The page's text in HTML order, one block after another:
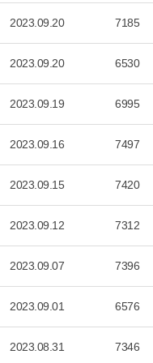
2023.09.20 7185
2023.09.20 6530
2023.09.19 6995
2023.09.16 7497
2023.09.15 7420
2023.09.12 7312
2023.09.07 7396
2023.09.01 6576
2023.08.31 7346